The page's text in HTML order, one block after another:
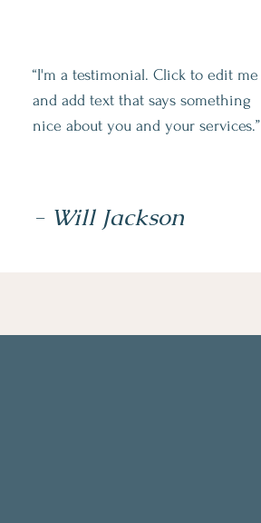
“I'm a testimonial. Click to edit me
and add text that says something
nice about you and your services.”
- Will Jackson